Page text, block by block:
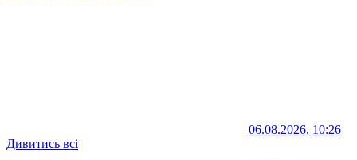
06.08.2026, 10:26
Дивитись всі